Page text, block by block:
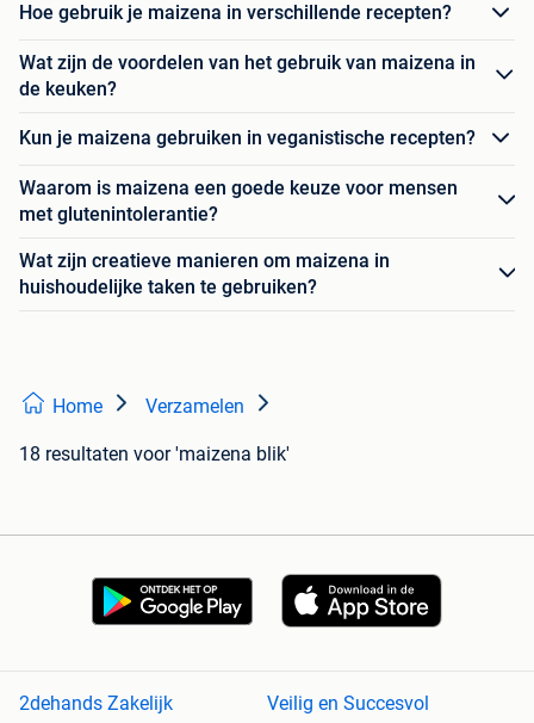
Hoe gebruik je maizena in verschillende recepten?
Wat zijn de voordelen van het gebruik van maizena in
de keuken?
Kun je maizena gebruiken in veganistische recepten?
Waarom is maizena een goede keuze voor mensen
met glutenintolerantie?
Wat zijn creatieve manieren om maizena in
huishoudelijke taken te gebruiken?
Home Verzamelen
18 resultaten voor 'maizena blik'
2dehands Zakelijk Veilig en Succesvol